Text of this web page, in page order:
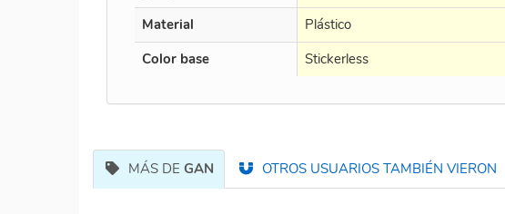
Material
Plástico
Color base
Stickerless
MÁS DE GAN OTROS USUARIOS TAMBIÉN VIERON